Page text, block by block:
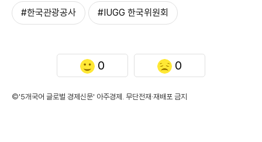
#한국관광공사 #IUGG 한국위원회
0 0
©'5개국어 글로벌 경제신문' 아주경제. 무단전재·재배포 금지